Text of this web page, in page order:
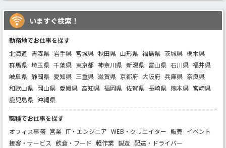
いますぐ検索！
勤務地でお仕事を探す
北海道 青森県 岩手県 宮城県 秋田県 山形県 福島県 茨城県 栃木県
群馬県 埼玉県 千葉県 東京都 神奈川県 新潟県 富山県 石川県 福井県
岐阜県 静岡県 愛知県 三重県 滋賀県 京都府 大阪府 兵庫県 奈良県
和歌山県 岡山県 愛媛県 高知県 福岡県 佐賀県 長崎県 熊本県 宮崎県
鹿児島県 沖縄県
職種でお仕事を探す
オフィス事務 営業 IT・エンジニア WEB・クリエイター 販売 イベント
接客・サービス 飲食・フード 軽作業 製造 配送・ドライバー